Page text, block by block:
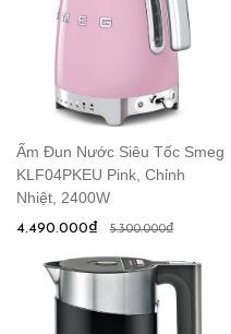
Ấm Đun Nước Siêu Tốc Smeg
KLF04PKEU Pink, Chỉnh
Nhiệt, 2400W
4.490.000₫ 5.300.000₫